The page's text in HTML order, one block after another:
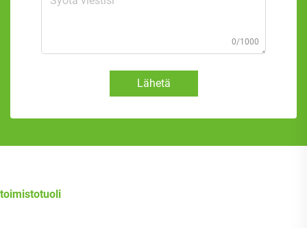
0/1000
Lähetä
toimistotuoli